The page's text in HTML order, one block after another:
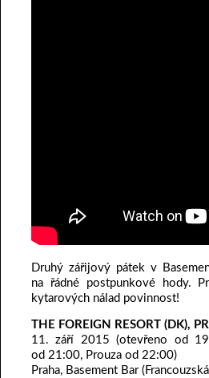
Druhý zářijový pátek v
na řádné postpunkové hody.
kytarových nálad povinnost!
THE FOREIGN RESORT (DK),
11. září 2015 (otevřeno od
od 21:00, Prouza od 22:00)
Praha, Basement Bar